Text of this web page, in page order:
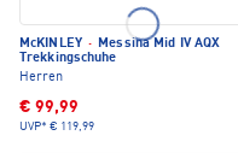
McKINLEY · Messina Mid IV AQX
Trekkingschuhe
Herren
€ 99,99
UVP* € 119,99